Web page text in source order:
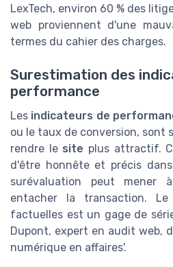
LexTech, environ 60 % des
web proviennent d'une
termes du cahier des charges.
Surestimation des
performance
Les indicateurs de
ou le taux de conversion, sont
rendre le site plus attractif.
d'être honnête et précis
surévaluation peut mener
entacher la transaction.
factuelles est un gage de
Dupont, expert en audit web,
numérique en affaires'.